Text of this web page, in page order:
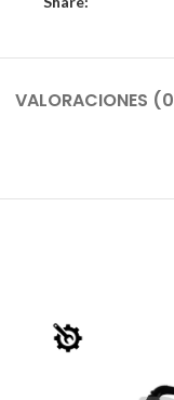
VALORACIONES